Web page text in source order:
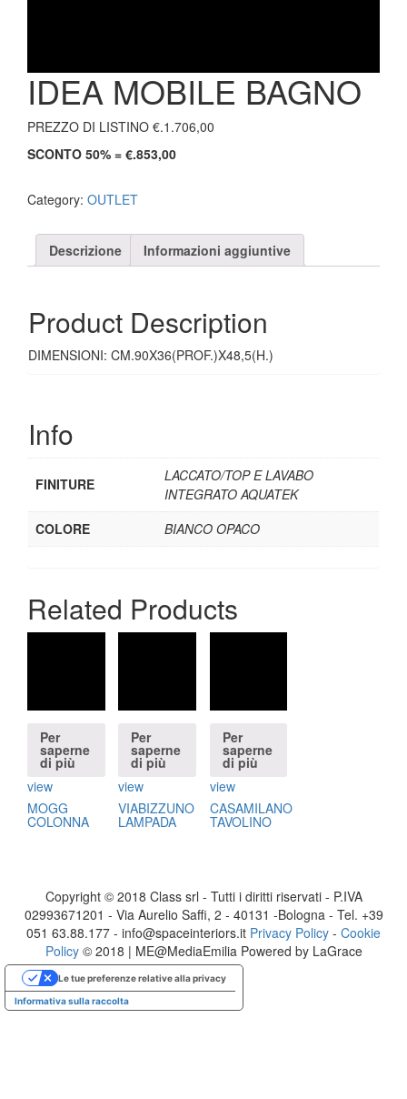
IDEA MOBILE BAGNO
PREZZO DI LISTINO €.1.706,00
SCONTO 50% = €.853,00
Category: OUTLET
Descrizione Informazioni aggiuntive
Product Description
DIMENSIONI: CM.90X36(PROF.)X48,5(H.)
Info
FINITURE
LACCATO/TOP E LAVABO
INTEGRATO AQUATEK
COLORE
BIANCO OPACO
Related Products
Per
saperne
di più
view
MOGG
COLONNA
Per
saperne
di più
view
VIABIZZUNO
LAMPADA
Per
saperne
di più
view
CASAMILANO
TAVOLINO
Copyright © 2018 Class srl - Tutti i diritti riservati - P.IVA
02993671201 - Via Aurelio Saffi, 2 - 40131 -Bologna - Tel. +39
051 63.88.177 - info@spaceinteriors.it Privacy Policy - Cookie
Policy© 2018 | ME@MediaEmilia Powered by LaGrace
Informativa sulla raccolta
Le tue preferenze relative alla privacy